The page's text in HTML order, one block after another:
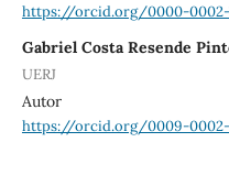
https://orcid.org/0000-0002-
Gabriel Costa Resende
UERJ
Autor
https://orcid.org/0009-0002-